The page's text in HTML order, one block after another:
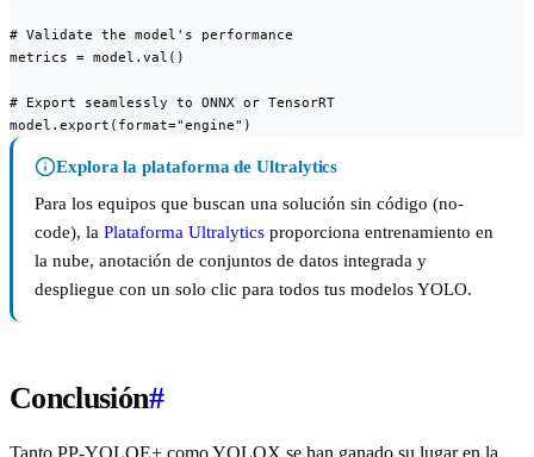
# Validate the model's performance
metrics = model.val()
# Export seamlessly to ONNX or TensorRT
model.export(format="engine")
Explora la plataforma de Ultralytics
Para los equipos que buscan una solución sin código (no-
code), la Plataforma Ultralytics proporciona entrenamiento en
la nube, anotación de conjuntos de datos integrada y
despliegue con un solo clic para todos tus modelos YOLO.
Conclusión#
Tanto PP-YOLOE+ como YOLOX se han ganado su lugar en la